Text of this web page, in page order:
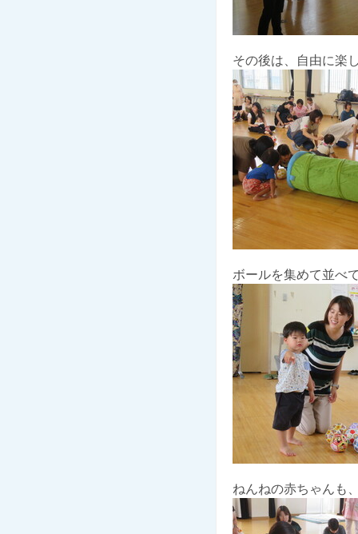
その後は、自由に楽
ボールを集めて並べ
ねんねの赤ちゃんも